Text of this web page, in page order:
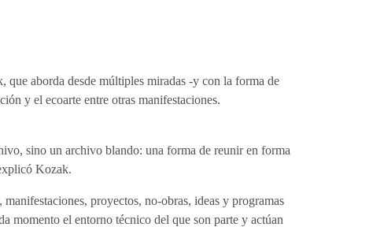
aborda desde múltiples miradas -y con la forma de
y el ecoarte entre otras manifestaciones.
sino un archivo blando: una forma de reunir en forma
Kozak.
proyectos, no-obras, ideas y programas
momento el entorno técnico del que son parte y actúan